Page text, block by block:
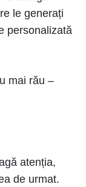
le generați
personalizată
mai rău –
atenția,
de urmat.